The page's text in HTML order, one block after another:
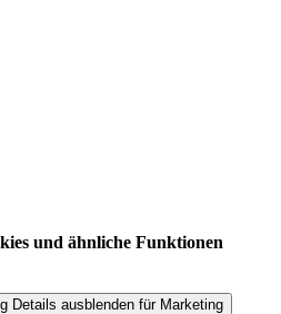
und ähnliche Funktionen
Details ausblenden für Marketing